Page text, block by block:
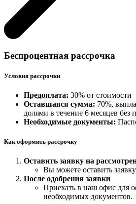
Беспроцентная рассрочка
Условия рассрочки
Предоплата: 30% от стоимости
Оставшаяся сумма: 70%,
долями в течение 6 месяцев без
Необходимые документы:
Как оформить рассрочку
Оставить заявку на
Вы можете оставить
После одобрения заявки
Приехать в наш офис для
необходимых документов.